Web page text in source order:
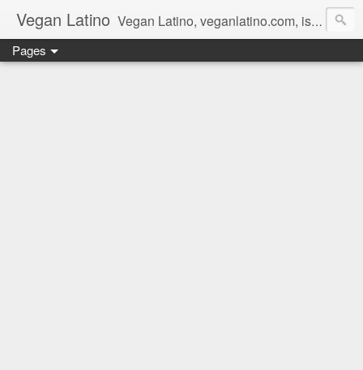
Vegan Latino Vegan Latino, veganlatino.com, is a vegan site offering information about the vegan lifestyle, plant base diet, healthy nutrition, vegan and gluten free, meat free, poultry free, dairy free, or fish free food products. Vegan Latino es un sitio vegano que ofrece información sobre el estilo de vida vegano, la dieta basada en plantas, la nutrición sana, vegana y libre de gluten, libre de carnes, libre de pollos, libre de lácteos, y libre de pescados.
Pages